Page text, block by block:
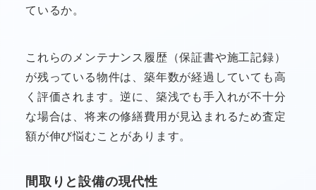
ているか。
これらのメンテナンス履歴（保証書や施工記録）
が残っている物件は、築年数が経過していても高
く評価されます。逆に、築浅でも手入れが不十分
な場合は、将来の修繕費用が見込まれるため査定
額が伸び悩むことがあります。
間取りと設備の現代性